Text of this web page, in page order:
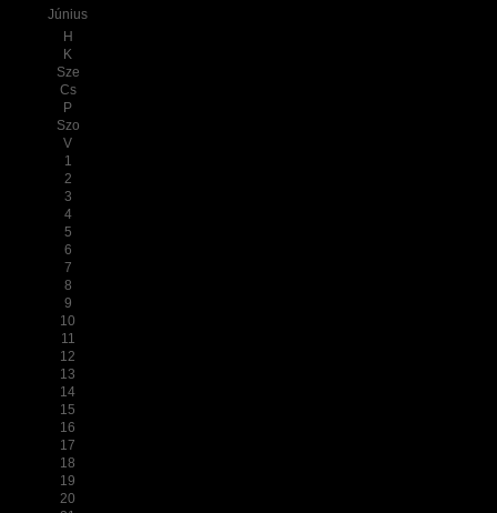
Június
H
K
Sze
Cs
P
Szo
V
1
2
3
4
5
6
7
8
9
10
11
12
13
14
15
16
17
18
19
20